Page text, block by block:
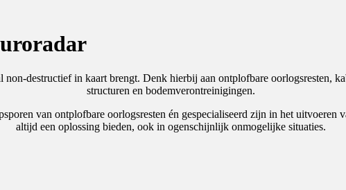
destructief in kaart brengt. Denk hierbij aan ontplofbare oorlogsresten,
structuren en bodemverontreinigingen.
van ontplofbare oorlogsresten én gespecialiseerd zijn in het
altijd een oplossing bieden, ook in ogenschijnlijk onmogelijke situaties.